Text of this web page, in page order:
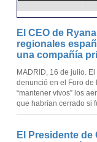
El CEO de
regionales
una compañía
MADRID, 16 de julio.
denunció en el Foro de
“mantener vivos” los
que habrían cerrado si
El Presidente de